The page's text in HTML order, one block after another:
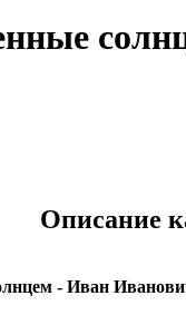
Описание
- Иван